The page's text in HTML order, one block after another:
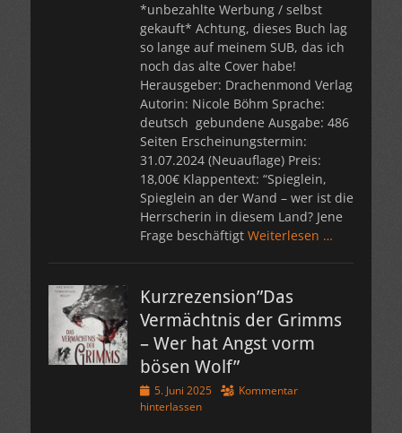
*unbezahlte Werbung / selbst
gekauft* Achtung, dieses Buch lag
so lange auf meinem SUB, das ich
noch das alte Cover habe!
Herausgeber: Drachenmond Verlag
Autorin: Nicole Böhm Sprache:
deutsch gebundene Ausgabe: 486
Seiten Erscheinungstermin:
31.07.2024 (Neuauflage) Preis:
18,00€ Klappentext: “Spieglein,
Spieglein an der Wand – wer ist die
Herrscherin in diesem Land? Jene
Frage beschäftigt Weiterlesen …
Kurzrezension”Das
Vermächtnis der Grimms
– Wer hat Angst vorm
bösen Wolf”
Veröffentlicht
am
5. Juni 2025
Kommentar
hinterlassen